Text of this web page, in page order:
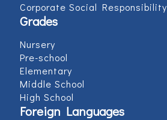
Corporate Social Responsibility
Grades
Nursery
Pre-school
Elementary
Middle School
High School
Foreign Languages